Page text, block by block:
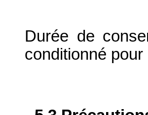
Durée de
conditionné